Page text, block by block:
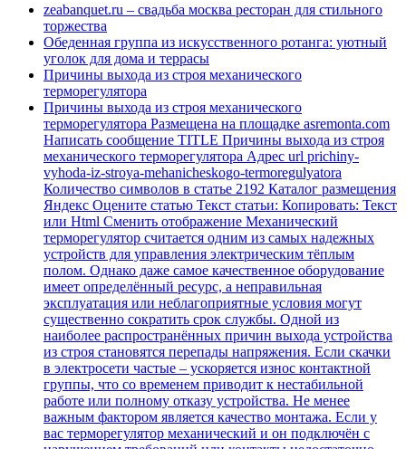
zeabanquet.ru – свадьба москва ресторан для стильного
торжества
Обеденная группа из искусственного ротанга: уютный
уголок для дома и террасы
Причины выхода из строя механического
терморегулятора
Причины выхода из строя механического
терморегулятора Размещена на площадке asremonta.com
Написать сообщение TITLE Причины выхода из строя
механического терморегулятора Адрес url prichiny-
vyhoda-iz-stroya-mehanicheskogo-termoregulyatora
Количество символов в статье 2192 Каталог размещения
Яндекс Оцените статью Текст статьи: Копировать: Текст
или Html Cменить отображение Механический
терморегулятор считается одним из самых надежных
устройств для управления электрическим тёплым
полом. Однако даже самое качественное оборудование
имеет определённый ресурс, а неправильная
эксплуатация или неблагоприятные условия могут
существенно сократить срок службы. Одной из
наиболее распространённых причин выхода устройства
из строя становятся перепады напряжения. Если скачки
в электросети частые – ускоряется износ контактной
группы, что со временем приводит к нестабильной
работе или полному отказу устройства. Не менее
важным фактором является качество монтажа. Если у
вас терморегулятор механический и он подключён с